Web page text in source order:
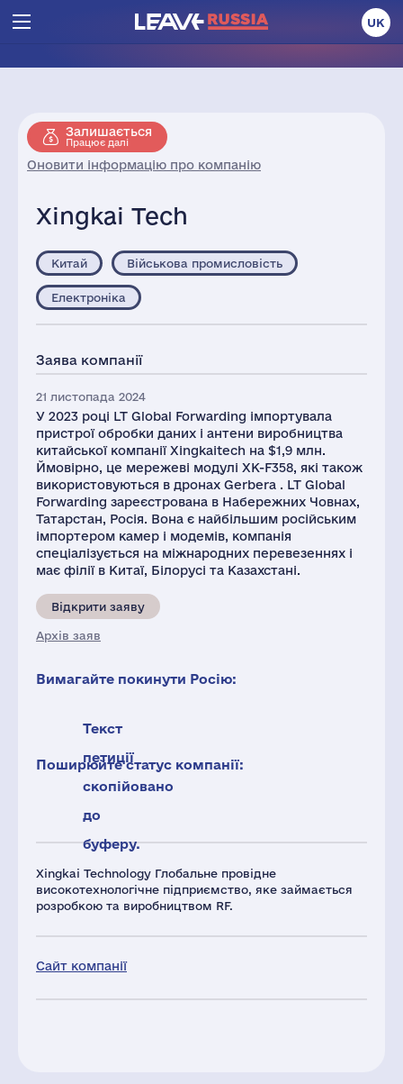
UK
Залишається
Працює далі
Оновити інформацію про компанію
Xingkai Tech
Xingkai Technology Глобальне провідне
високотехнологічне підприємство, яке займається
розробкою та виробництвом RF.
Сайт компанії
Китай Військова промисловість
Електроніка
Заява компанії
21 листопада 2024
У 2023 році LT Global Forwarding імпортувала
пристрої обробки даних і антени виробництва
китайської компанії Xingkaitech на $1,9 млн.
Ймовірно, це мережеві модулі XK-F358, які також
використовуються в дронах Gerbera . LT Global
Forwarding зареєстрована в Набережних Човнах,
Татарстан, Росія. Вона є найбільшим російським
імпортером камер і модемів, компанія
спеціалізується на міжнародних перевезеннях і
має філії в Китаї, Білорусі та Казахстані.
Відкрити заяву
Архів заяв
Вимагайте покинути Росію:
Текст
петиції
скопійовано
до
буферу.
Поширюйте статус компанії: